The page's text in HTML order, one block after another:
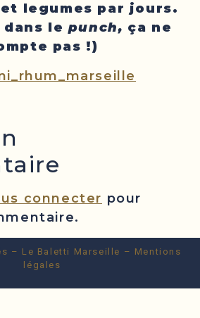
legumes par jours.
le punch, ça ne
pas !)
connecter pour
– Le Baletti Marseille – Mentions
légales